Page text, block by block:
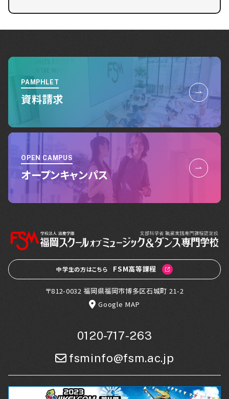
PAMPHLET
資料請求
OPEN CAMPUS
オープンキャンパス
中学生の方はこちら FSM高等課程
〒812-0032 福岡県福岡市博多区石城町 21-2
Google MAP
0120-717-263
fsminfo@fsm.ac.jp